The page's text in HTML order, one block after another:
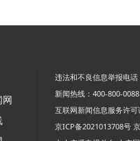
网
违法和不良信息举报电
新闻热线：400-800-0088
互联网新闻信息服务许可
京ICP备2021013708号